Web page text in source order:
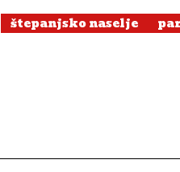
štepanjsko naselje